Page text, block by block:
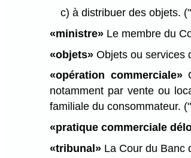
c) à distribuer des objets.
«ministre» Le membre du
«objets» Objets ou services
«opération commerciale»
notamment par vente ou
familiale du consommateur.
«pratique commerciale
«tribunal» La Cour du Banc